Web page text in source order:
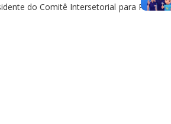
do Comitê Intersetorial para Políticas